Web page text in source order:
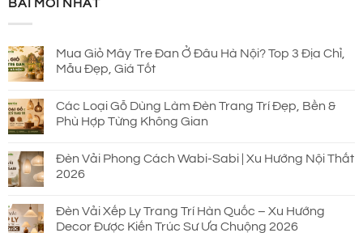
BÀI MỚI NHẤT
Mua Giỏ Mây Tre Đan Ở Đâu Hà Nội? Top 3 Địa Chỉ,
Mẫu Đẹp, Giá Tốt
Các Loại Gỗ Dùng Làm Đèn Trang Trí Đẹp, Bền &
Phù Hợp Từng Không Gian
Đèn Vải Phong Cách Wabi-Sabi | Xu Hướng Nội Thất
2026
Đèn Vải Xếp Ly Trang Trí Hàn Quốc – Xu Hướng
Decor Được Kiến Trúc Sư Ưa Chuộng 2026